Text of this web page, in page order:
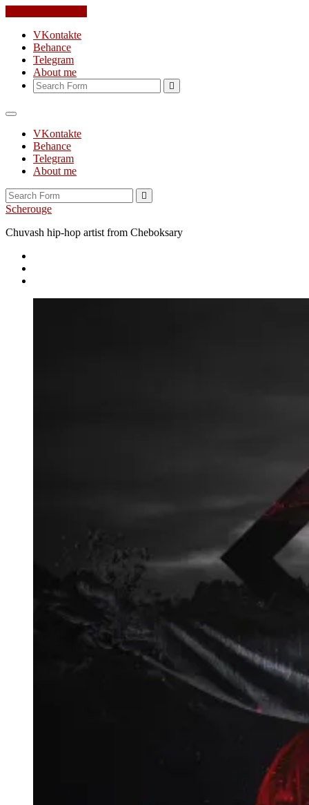
VKontakte
Behance
Telegram
About me
Search
VKontakte
Behance
Telegram
About me
Search
Scherouge
Chuvash hip-hop artist from Cheboksary